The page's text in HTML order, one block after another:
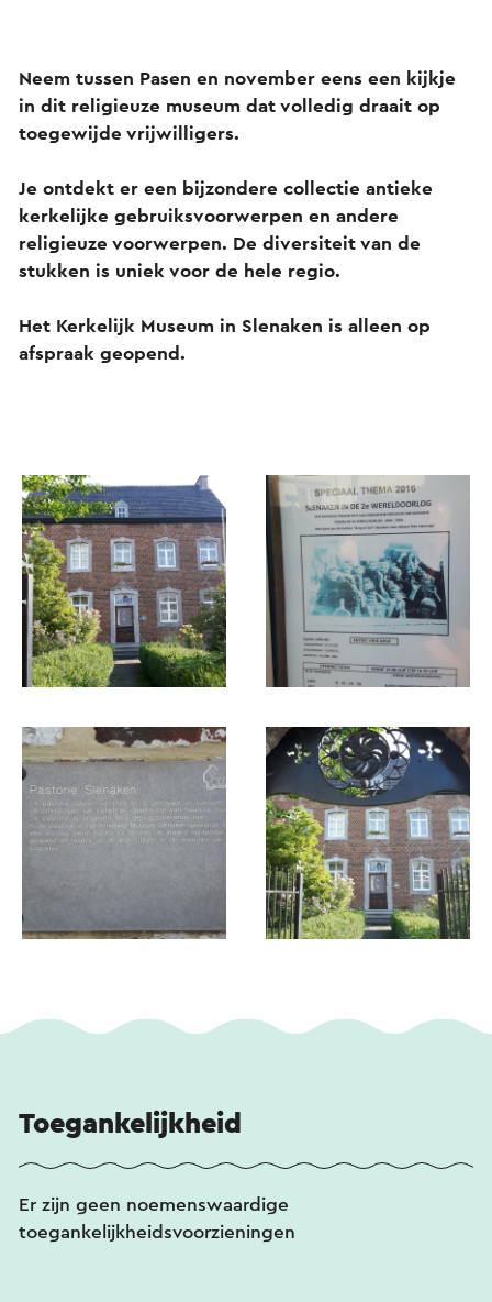
Neem tussen Pasen en november eens een kijkje
in dit religieuze museum dat volledig draait op
toegewijde vrijwilligers.
Je ontdekt er een bijzondere collectie antieke
kerkelijke gebruiksvoorwerpen en andere
religieuze voorwerpen. De diversiteit van de
stukken is uniek voor de hele regio.
Het Kerkelijk Museum in Slenaken is alleen op
afspraak geopend.
Toegankelijkheid
Er zijn geen noemenswaardige
toegankelijkheidsvoorzieningen